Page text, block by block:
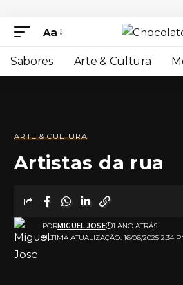
Aa
Sabores Arte & Cultura
ARTE & CULTURA
Artistas da rua
ULTIMA ATUALIZAÇÃO: 16/06/2025 2:34
PORMIGUEL JOSE 1 ANO ATRÁS